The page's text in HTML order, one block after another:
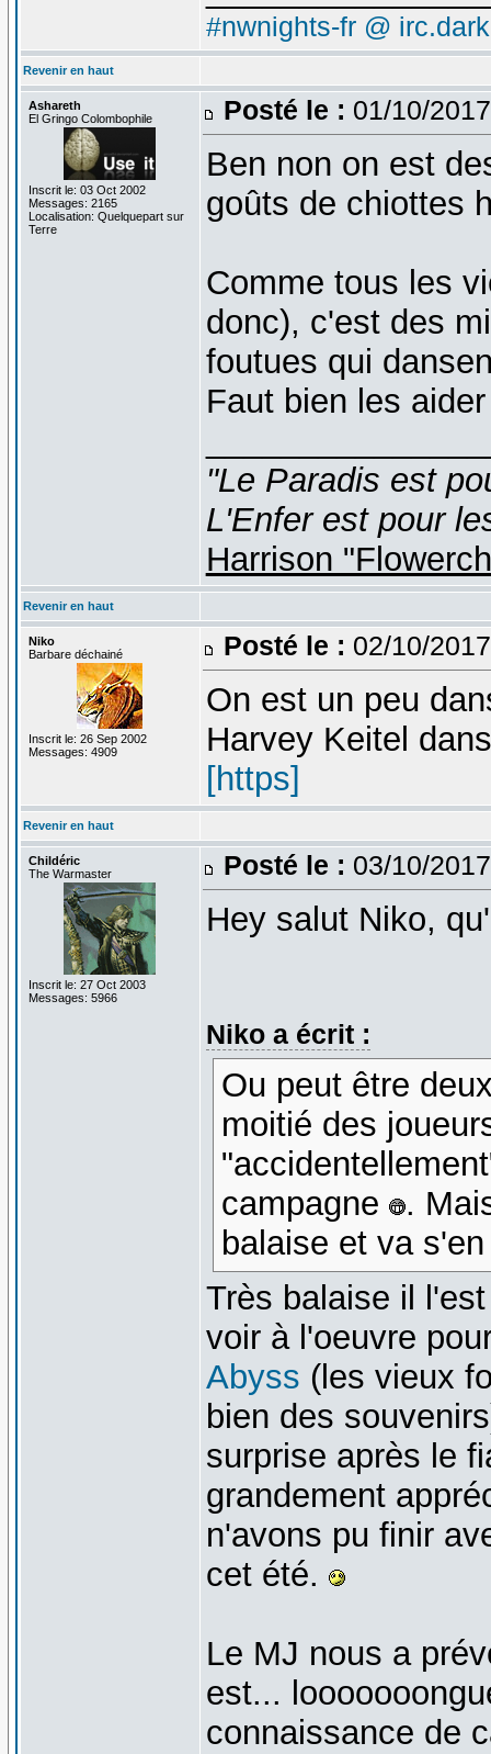
#nwnights-fr @
Revenir en haut
Ashareth
El Gringo Colombophile
Inscrit le: 03 Oct 2002
Messages: 2165
Localisation: Quelquepart sur
Terre
Posté le : 01/10/
Ben non on est
goûts de chiottes
Comme tous les
donc), c'est des
foutues qui
Faut bien les
"Le Paradis est
L'Enfer est pour
Harrison
Revenir en haut
Niko
Barbare déchainé
Inscrit le: 26 Sep 2002
Messages: 4909
Posté le : 02/10/
On est un peu
Harvey Keitel
[https]
Revenir en haut
Childéric
The Warmaster
Inscrit le: 27 Oct 2003
Messages: 5966
Posté le : 03/10/
Hey salut Niko,
Niko a écrit :
Ou peut être
moitié des
campagne
.
balaise et va
Très balaise il
voir à l'oeuvre
Abyss (les vieux
bien des
surprise après le
grandement
n'avons pu finir
cet été.
Le MJ nous a
est...
connaissance de